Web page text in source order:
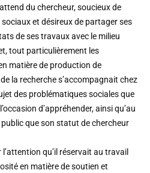
du chercheur, soucieux de
et désireux de partager ses
de ses travaux avec le milieu
tout particulièrement les
matière de production de
la recherche s’accompagnait chez
des problématiques sociales que
d’appréhender, ainsi qu’au
que son statut de chercheur
qu’il réservait au travail
en matière de soutien et